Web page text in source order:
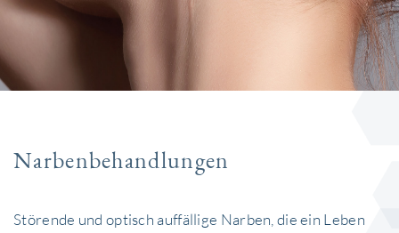
Narbenbehandlungen
Störende und optisch auffällige Narben, die ein Leben